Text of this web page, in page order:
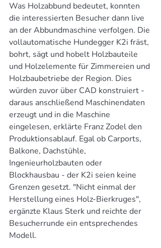
Was Holzabbund bedeutet, konnten
die interessierten Besucher dann live
an der Abbundmaschine verfolgen. Die
vollautomatische Hundegger K2i fräst,
bohrt, sägt und hobelt Holzbauteile
und Holzelemente für Zimmereien und
Holzbaubetriebe der Region. Dies
würden zuvor über CAD konstruiert -
daraus anschließend Maschinendaten
erzeugt und in die Maschine
eingelesen, erklärte Franz Zodel den
Produktionsablauf. Egal ob Carports,
Balkone, Dachstühle,
Ingenieurholzbauten oder
Blockhausbau - der K2i seien keine
Grenzen gesetzt. "Nicht einmal der
Herstellung eines Holz-Bierkruges",
ergänzte Klaus Sterk und reichte der
Besucherrunde ein entsprechendes
Modell.